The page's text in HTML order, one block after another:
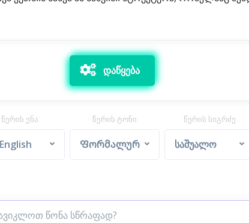
დაწყება
წერის ენა
English
წერის ტონი
Ფორმალური
წერის სიგრძე
საშუალო